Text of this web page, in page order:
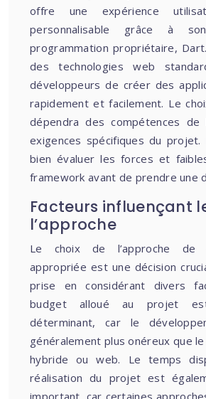
offre une expérience
personnalisable grâce à
programmation propriétaire,
des technologies web
développeurs de créer des
rapidement et facilement. Le
dépendra des compétences de
exigences spécifiques du
bien évaluer les forces et
framework avant de prendre une
Facteurs influençant
l’approche
Le choix de l’approche de
appropriée est une décision
prise en considérant divers
budget alloué au projet
déterminant, car le
généralement plus onéreux que
hybride ou web. Le temps
réalisation du projet est
important, car certaines